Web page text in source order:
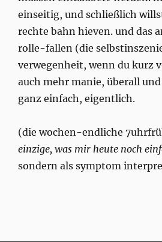
einseitig, und schließlich
rechte bahn hieven. und das
rolle-fallen (die
verwegenheit, wenn du kurz
auch mehr manie, überall
ganz einfach, eigentlich.
(die wochen-endliche
einzige, was mir heute noch
sondern als symptom